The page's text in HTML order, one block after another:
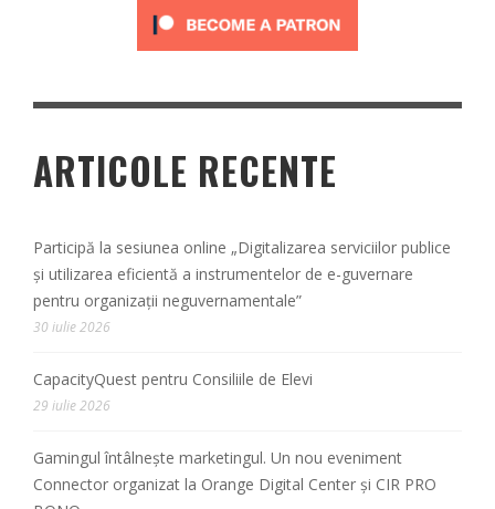
ARTICOLE RECENTE
Participă la sesiunea online „Digitalizarea serviciilor publice
și utilizarea eficientă a instrumentelor de e-guvernare
pentru organizații neguvernamentale”
30 iulie 2026
CapacityQuest pentru Consiliile de Elevi
29 iulie 2026
Gamingul întâlnește marketingul. Un nou eveniment
Connector organizat la Orange Digital Center și CIR PRO